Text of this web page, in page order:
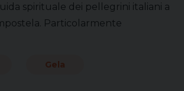
spirituale dei pellegrini italiani a
Particolarmente
Gela